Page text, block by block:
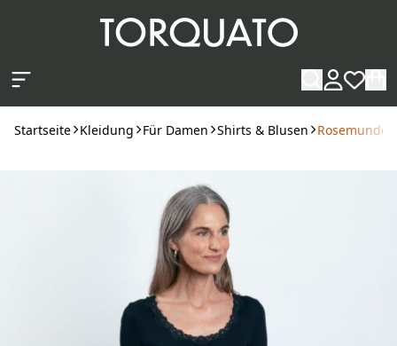
Startseite Kleidung Für Damen Shirts & Blusen Rosemunde